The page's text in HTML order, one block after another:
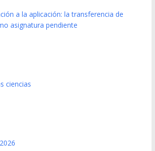
a la aplicación: la transferencia de
asignatura pendiente
ciencias